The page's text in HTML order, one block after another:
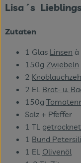
Lisa´s
Zutaten
1 Glas Linsen
150g Zwiebeln
2
2 EL Brat- u.
150g
Salz + Pfeffer
1 TL
1 Bund
1 EL Olivenöl